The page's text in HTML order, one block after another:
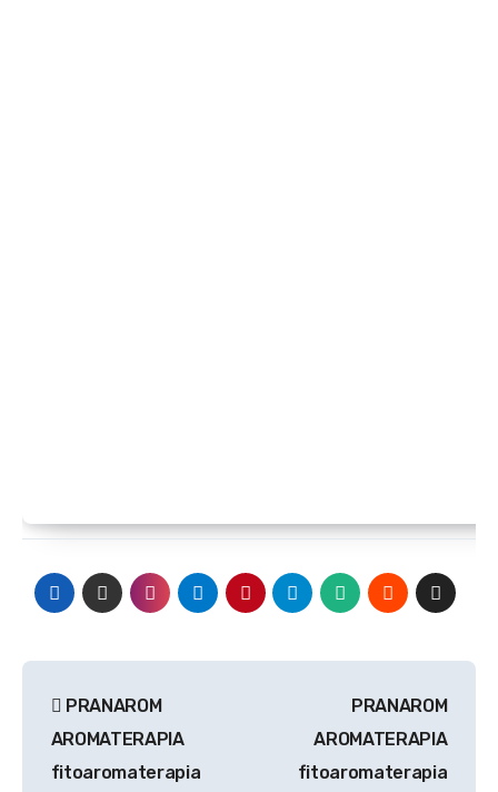
de
entradas
PRANAROM
AROMATERAPIA
fitoaromaterapia
PRANAROM
AROMATERAPIA
fitoaromaterapia